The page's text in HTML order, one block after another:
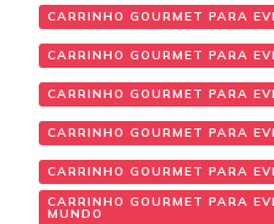
CARRINHO GOURMET PARA
CARRINHO GOURMET PARA
CARRINHO GOURMET PARA
CARRINHO GOURMET PARA
CARRINHO GOURMET PARA
CARRINHO GOURMET PARA
MUNDO